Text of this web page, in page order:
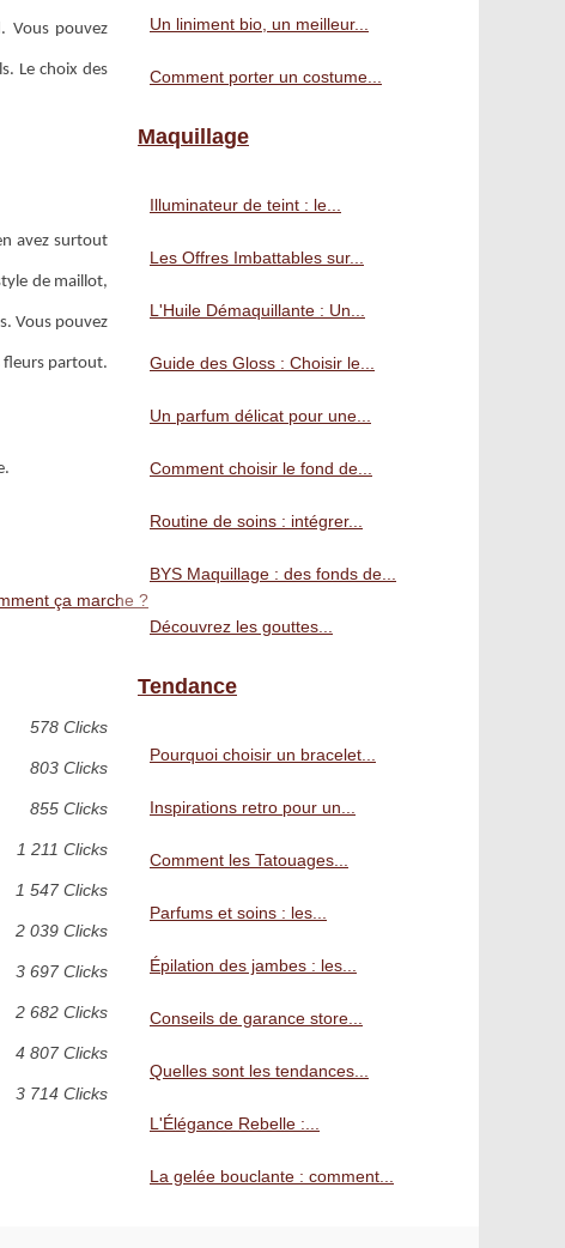
Vous pouvez
Le choix des
avez surtout
de maillot,
Vous pouvez
fleurs partout.
ça marche ?
578 Clicks
803 Clicks
855 Clicks
1 211 Clicks
1 547 Clicks
2 039 Clicks
3 697 Clicks
2 682 Clicks
4 807 Clicks
3 714 Clicks
Un liniment bio, un meilleur...
Comment porter un costume...
Maquillage
Illuminateur de teint : le...
Les Offres Imbattables sur...
L'Huile Démaquillante : Un...
Guide des Gloss : Choisir le...
Un parfum délicat pour une...
Comment choisir le fond de...
Routine de soins : intégrer...
BYS Maquillage : des fonds de...
Découvrez les gouttes...
Tendance
Pourquoi choisir un bracelet...
Inspirations retro pour un...
Comment les Tatouages...
Parfums et soins : les...
Épilation des jambes : les...
Conseils de garance store...
Quelles sont les tendances...
L'Élégance Rebelle :...
La gelée bouclante : comment...